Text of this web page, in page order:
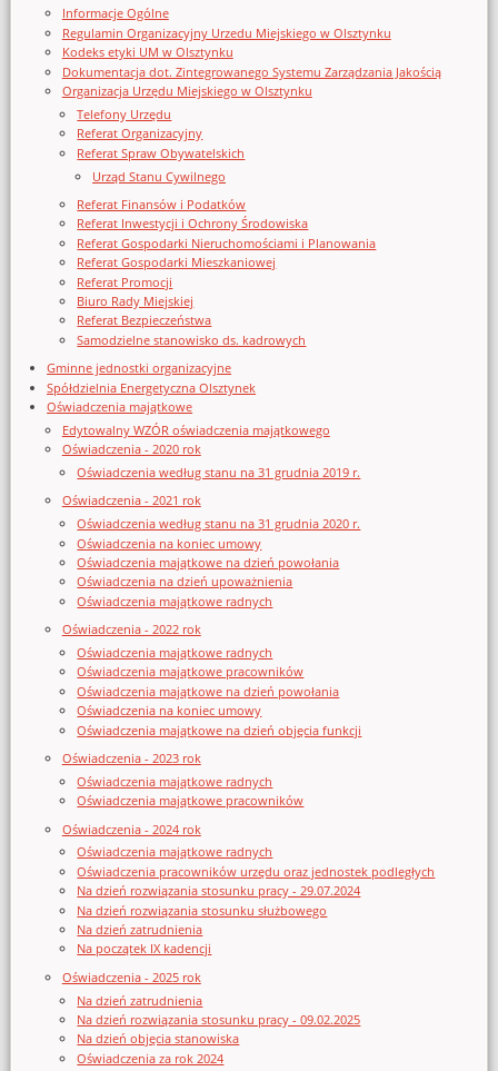
Informacje Ogólne
Regulamin Organizacyjny Urzedu Miejskiego w Olsztynku
Kodeks etyki UM w Olsztynku
Dokumentacja dot. Zintegrowanego Systemu Zarządzania Jakością
Organizacja Urzędu Miejskiego w Olsztynku
Telefony Urzędu
Referat Organizacyjny
Referat Spraw Obywatelskich
Urząd Stanu Cywilnego
Referat Finansów i Podatków
Referat Inwestycji i Ochrony Środowiska
Referat Gospodarki Nieruchomościami i Planowania
Referat Gospodarki Mieszkaniowej
Referat Promocji
Biuro Rady Miejskiej
Referat Bezpieczeństwa
Samodzielne stanowisko ds. kadrowych
Gminne jednostki organizacyjne
Spółdzielnia Energetyczna Olsztynek
Oświadczenia majątkowe
Edytowalny WZÓR oświadczenia majątkowego
Oświadczenia - 2020 rok
Oświadczenia według stanu na 31 grudnia 2019 r.
Oświadczenia - 2021 rok
Oświadczenia według stanu na 31 grudnia 2020 r.
Oświadczenia na koniec umowy
Oświadczenia majątkowe na dzień powołania
Oświadczenia na dzień upoważnienia
Oświadczenia majątkowe radnych
Oświadczenia - 2022 rok
Oświadczenia majątkowe radnych
Oświadczenia majątkowe pracowników
Oświadczenia majątkowe na dzień powołania
Oświadczenia na koniec umowy
Oświadczenia majątkowe na dzień objęcia funkcji
Oświadczenia - 2023 rok
Oświadczenia majątkowe radnych
Oświadczenia majątkowe pracowników
Oświadczenia - 2024 rok
Oświadczenia majątkowe radnych
Oświadczenia pracowników urzędu oraz jednostek podległych
Na dzień rozwiązania stosunku pracy - 29.07.2024
Na dzień rozwiązania stosunku służbowego
Na dzień zatrudnienia
Na początek IX kadencji
Oświadczenia - 2025 rok
Na dzień zatrudnienia
Na dzień rozwiązania stosunku pracy - 09.02.2025
Na dzień objęcia stanowiska
Oświadczenia za rok 2024